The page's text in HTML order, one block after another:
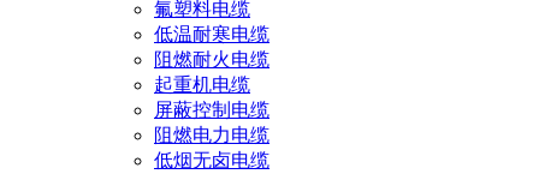
氟塑料电缆
低温耐寒电缆
阻燃耐火电缆
起重机电缆
屏蔽控制电缆
阻燃电力电缆
低烟无卤电缆